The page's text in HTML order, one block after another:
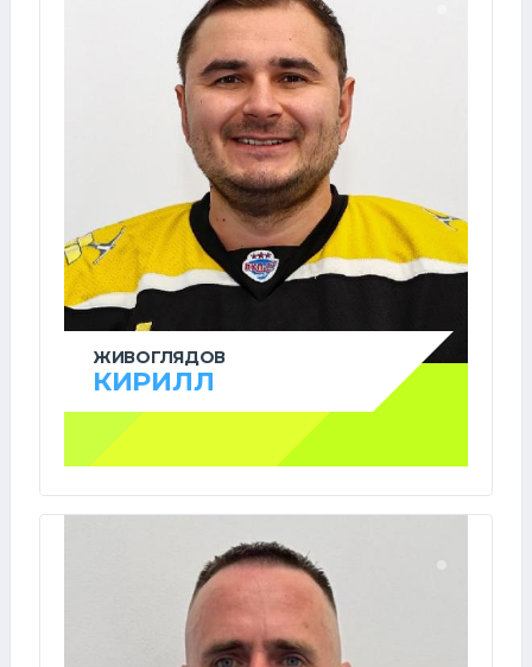
ЖИВОГЛЯДОВ
КИРИЛЛ